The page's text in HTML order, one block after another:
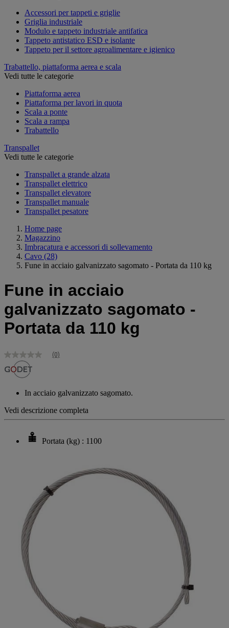
Accessori per tappeti e griglie
Griglia industriale
Modulo e tappeto industriale antifatica
Tappeto antistatico ESD e isolante
Tappeto per il settore agroalimentare e igienico
Trabattello, piattaforma aerea e scala
Vedi tutte le categorie
Piattaforma aerea
Piattaforma per lavori in quota
Scala a ponte
Scala a rampa
Trabattello
Transpallet
Vedi tutte le categorie
Transpallet a grande alzata
Transpallet elettrico
Transpallet elevatore
Transpallet manuale
Transpallet pesatore
Home page
Magazzino
Imbracatura e accessori di sollevamento
Cavo (28)
Fune in acciaio galvanizzato sagomato - Portata da 110 kg
Fune in acciaio
galvanizzato sagomato -
Portata da 110 kg
Nessuna
valutazione
Stesso
(0)
In acciaio galvanizzato sagomato.
Vedi descrizione completa
Portata (kg) : 1100